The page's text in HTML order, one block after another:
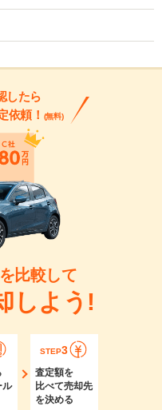
したら
依頼！ (無料)
比較して
しよう!
ル
STEP3
査定額を
比べて売却先
を決める